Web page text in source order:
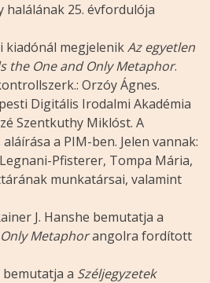
halálának 25. évfordulója
kiadónál megjelenikAz egyetlen
the One and Only Metaphor.
Orzóy Ágnes.
Digitális Irodalmi Akadémia
Szentkuthy Miklóst. A
a PIM-ben. Jelen vannak:
Pfisterer, Tompa Mária,
munkatársai, valamint
J. Hanshe bemutatja a
Metaphorangolra fordított
a Széljegyzetek